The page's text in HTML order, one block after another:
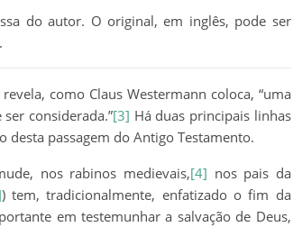
do autor. O original, em inglês, pode ser
revela, como Claus Westermann coloca, “uma
considerada.”[3] Há duas principais linhas
desta passagem do Antigo Testamento.
nos rabinos medievais,[4] nos pais da
) tem, tradicionalmente, enfatizado o fim da
em testemunhar a salvação de Deus,